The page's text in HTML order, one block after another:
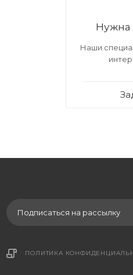
Нужна
Наши
Подписаться на рассылку
ПОЛИТИКА